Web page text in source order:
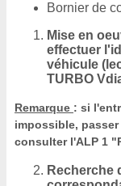
Bornier de
Mise en
effectuer
véhicule
TURBO
Remarque : si
impossible,
consulter l'ALP 1
Recherche